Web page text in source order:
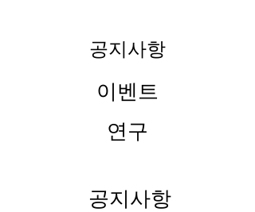
공지사항
이벤트
연구
공지사항